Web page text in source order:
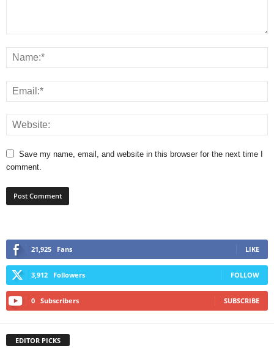
Save my name, email, and website in this browser for the next time I
comment.
21,925 Fans LIKE
3,912 Followers FOLLOW
0 Subscribers SUBSCRIBE
EDITOR PICKS